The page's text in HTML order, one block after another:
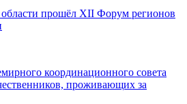
прошёл XII Форум регионов
координационного совета
проживающих за